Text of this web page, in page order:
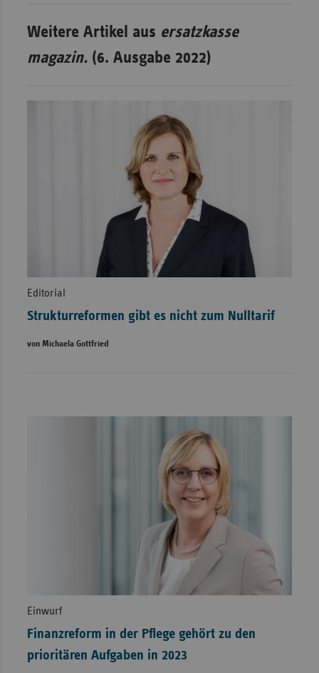
Weitere Artikel aus ersatzkasse
magazin.(6. Ausgabe 2022)
Editorial
Strukturreformen gibt es nicht zum Nulltarif
von Michaela Gottfried
Einwurf
Finanzreform in der Pflege gehört zu den
prioritären Aufgaben in 2023